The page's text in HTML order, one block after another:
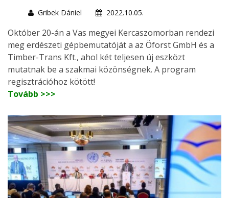
Gribek Dániel
2022.10.05.
Október 20-án a Vas megyei Kercaszomorban rendezi
meg erdészeti gépbemutatóját a az Öforst GmbH és a
Timber-Trans Kft., ahol két teljesen új eszközt
mutatnak be a szakmai közönségnek. A program
regisztrációhoz kötött!
Tovább >>>